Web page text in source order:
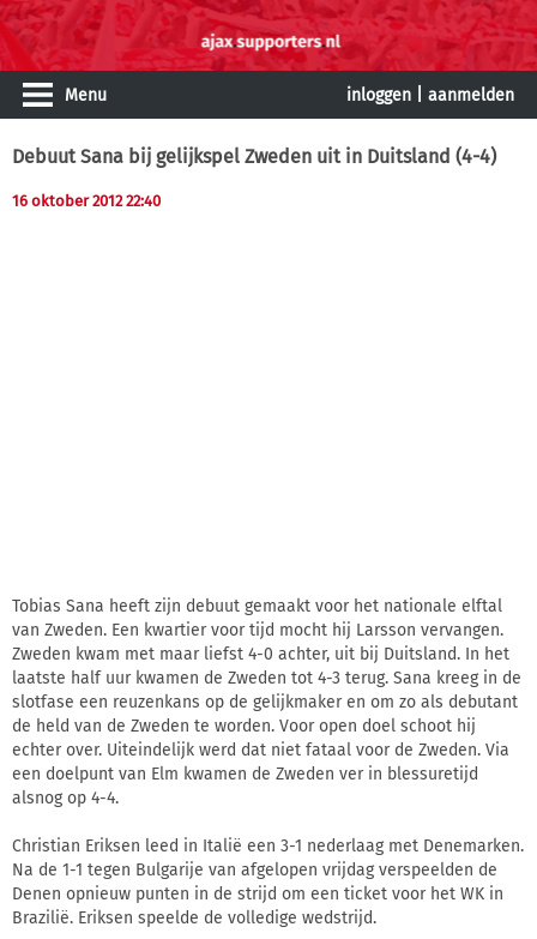
Menu inloggen aanmelden
Debuut Sana bij gelijkspel Zweden uit in Duitsland (4-4)
16 oktober 2012 22:40
Tobias Sana heeft zijn debuut gemaakt voor het nationale elftal
van Zweden. Een kwartier voor tijd mocht hij Larsson vervangen.
Zweden kwam met maar liefst 4-0 achter, uit bij Duitsland. In het
laatste half uur kwamen de Zweden tot 4-3 terug. Sana kreeg in de
slotfase een reuzenkans op de gelijkmaker en om zo als debutant
de held van de Zweden te worden. Voor open doel schoot hij
echter over. Uiteindelijk werd dat niet fataal voor de Zweden. Via
een doelpunt van Elm kwamen de Zweden ver in blessuretijd
alsnog op 4-4.
Christian Eriksen leed in Italië een 3-1 nederlaag met Denemarken.
Na de 1-1 tegen Bulgarije van afgelopen vrijdag verspeelden de
Denen opnieuw punten in de strijd om een ticket voor het WK in
Brazilië. Eriksen speelde de volledige wedstrijd.